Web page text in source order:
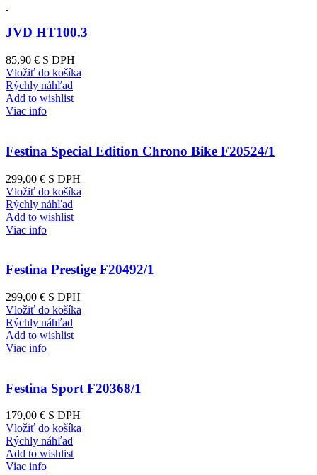
JVD HT100.3
85,90 € S DPH
Vložiť do košíka
Rýchly náhľad
Add to wishlist
Viac info
Festina Special Edition Chrono Bike F20524/1
299,00 € S DPH
Vložiť do košíka
Rýchly náhľad
Add to wishlist
Viac info
Festina Prestige F20492/1
299,00 € S DPH
Vložiť do košíka
Rýchly náhľad
Add to wishlist
Viac info
Festina Sport F20368/1
179,00 € S DPH
Vložiť do košíka
Rýchly náhľad
Add to wishlist
Viac info